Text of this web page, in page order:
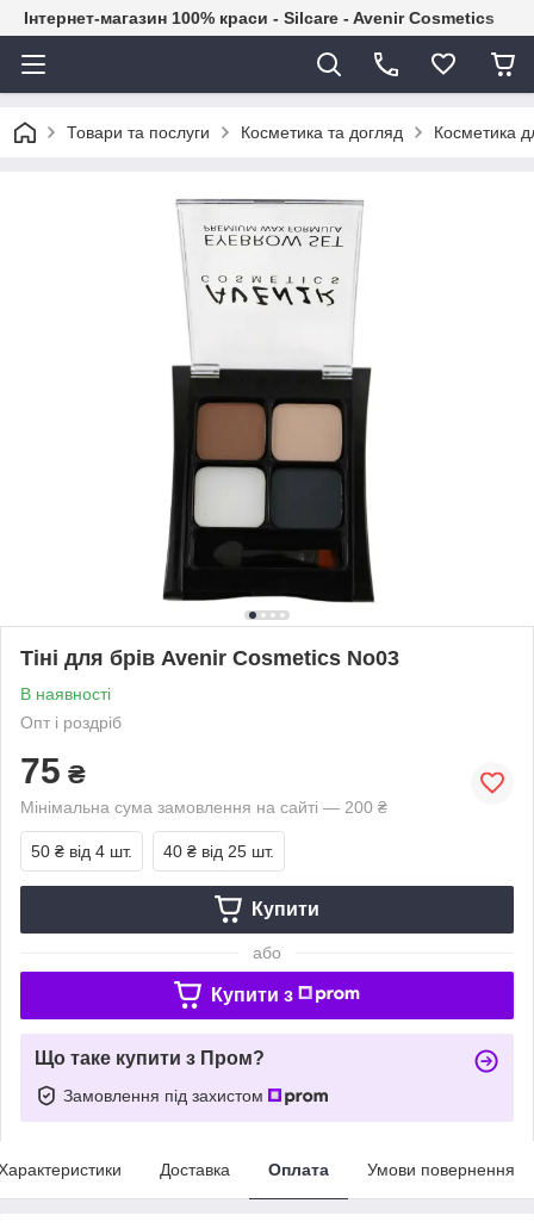
Інтернет-магазин 100% краси - Silcare - Avenir Cosmetics
Товари та послуги Косметика та догляд Косметика
Тіні для брів Avenir Cosmetics No03
В наявності
Опт і роздріб
75 ₴
Мінімальна сума замовлення на сайті — 200 ₴
50 ₴ від 4 шт. 40 ₴ від 25 шт.
Купити
або
Купити з
Що таке купити з Пром?
Замовлення під захистом
Доставка Оплата Умови повернення